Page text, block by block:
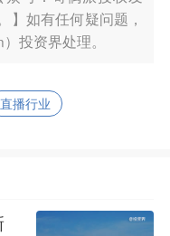
】如有任何疑问题，
投资界处理。
直播行业